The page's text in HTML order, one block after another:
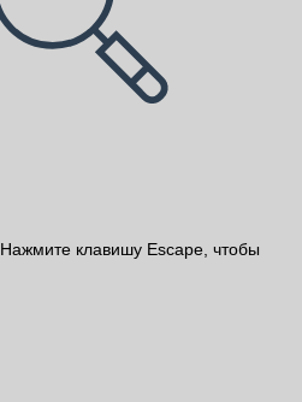
Нажмите клавишу Escape, чтобы